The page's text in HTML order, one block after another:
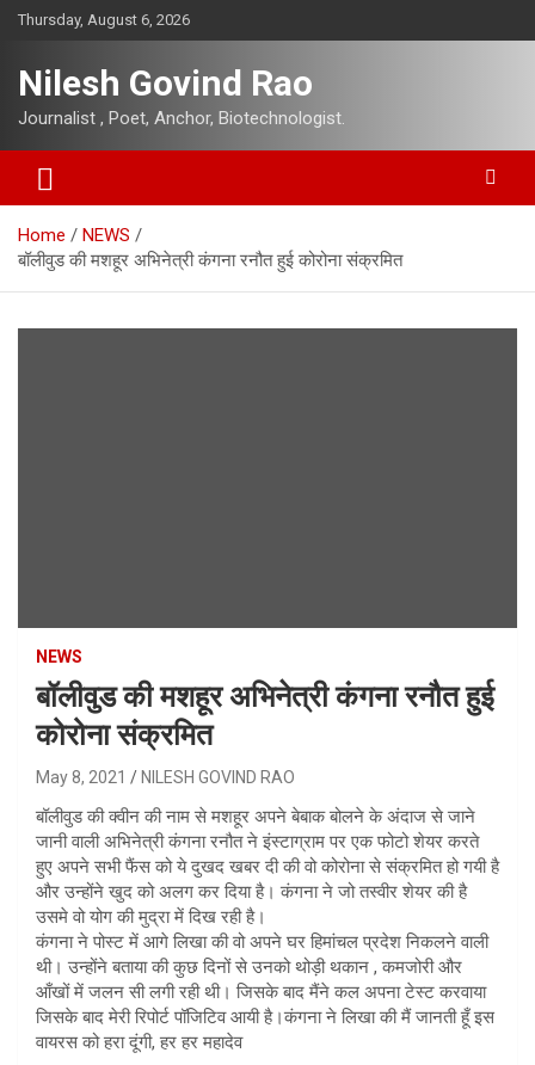
SkipThursday, August 6, 2026
Nilesh Govind Rao
Journalist , Poet, Anchor, Biotechnologist.
Home
NEWS
बॉलीवुड की मशहूर अभिनेत्री कंगना रनौत हुई कोरोना संक्रमित
NEWS
बॉलीवुड की मशहूर अभिनेत्री कंगना रनौत हुई
कोरोना संक्रमित
May 8, 2021 NILESH GOVIND RAO
बॉलीवुड की क्वीन की नाम से मशहूर अपने बेबाक बोलने के अंदाज से जाने
जानी वाली अभिनेत्री कंगना रनौत ने इंस्टाग्राम पर एक फोटो शेयर करते
हुए अपने सभी फैंस को ये दुखद खबर दी की वो कोरोना से संक्रमित हो गयी है
और उन्होंने खुद को अलग कर दिया है। कंगना ने जो तस्वीर शेयर की है
उसमे वो योग की मुद्रा में दिख रही है।
कंगना ने पोस्ट में आगे लिखा की वो अपने घर हिमांचल प्रदेश निकलने वाली
थी। उन्होंने बताया की कुछ दिनों से उनको थोड़ी थकान , कमजोरी और
आँखों में जलन सी लगी रही थी। जिसके बाद मैंने कल अपना टेस्ट करवाया
जिसके बाद मेरी रिपोर्ट पॉजिटिव आयी है।कंगना ने लिखा की मैं जानती हूँ इस
वायरसको हरा दूंगी, हर हर महादेव